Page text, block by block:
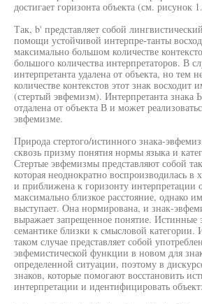
достигает горизонта объекта (см. рисунок
Так, b' представляет собой
помощи устойчивой интерпре-танты
максимально большом количестве
большого количества интерпретаторов. В
интерпретанта удалена от объекта, но тем
количестве контекстов этот знак восходит
(стертый эвфемизм). Интерпретанта знака
отдалена от объекта В и может
эвфемизме.
Природа стертого/истинного знака-
сквозь призму понятия нормы языка и
Стертые эвфемизмы представляют собой
которая неоднократно воспроизводилась в
и приближена к горизонту интерпретации
максимально близкое расстояние, однако
выступает. Она нормирована, и знак-
выражает запрещенное понятие.
семантике близки к смысловой
таком случае представляет собой
эвфемистической функции в новом для
определенной ситуации, поэтому в
знаков, которые помогают восстановить
интерпретации и идентифицировать объект: